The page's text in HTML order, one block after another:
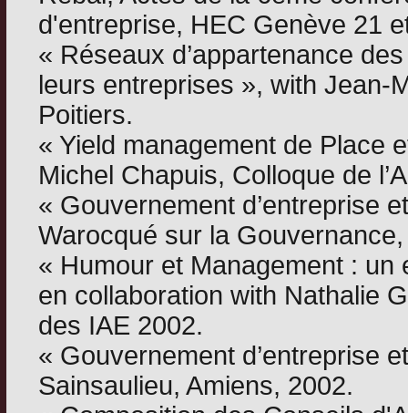
d'entreprise, HEC Genève 21
« Réseaux d’appartenance
leurs entreprises », with Jean-
Poitiers.
« Yield management de Place
Michel Chapuis, Colloque de
« Gouvernement d’entreprise
Warocqué sur la
« Humour et Management :
en collaboration with Nathalie
des IAE 2002.
« Gouvernement d’entreprise
Sainsaulieu, Amiens, 2002.